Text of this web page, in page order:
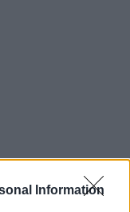
Information